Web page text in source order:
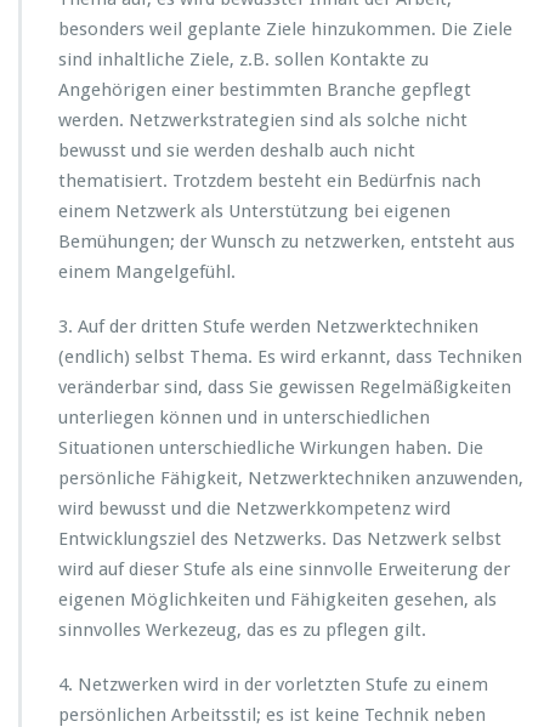
besonders weil geplante Ziele hinzukommen. Die Ziele
sind inhaltliche Ziele, z.B. sollen Kontakte zu
Angehörigen einer bestimmten Branche gepflegt
werden. Netzwerkstrategien sind als solche nicht
bewusst und sie werden deshalb auch nicht
thematisiert. Trotzdem besteht ein Bedürfnis nach
einem Netzwerk als Unterstützung bei eigenen
Bemühungen; der Wunsch zu netzwerken, entsteht aus
einem Mangelgefühl.
3. Auf der dritten Stufe werden Netzwerktechniken
(endlich) selbst Thema. Es wird erkannt, dass Techniken
veränderbar sind, dass Sie gewissen Regelmäßigkeiten
unterliegen können und in unterschiedlichen
Situationen unterschiedliche Wirkungen haben. Die
persönliche Fähigkeit, Netzwerktechniken anzuwenden,
wird bewusst und die Netzwerkkompetenz wird
Entwicklungsziel des Netzwerks. Das Netzwerk selbst
wird auf dieser Stufe als eine sinnvolle Erweiterung der
eigenen Möglichkeiten und Fähigkeiten gesehen, als
sinnvolles Werkezeug, das es zu pflegen gilt.
4. Netzwerken wird in der vorletzten Stufe zu einem
persönlichen Arbeitsstil; es ist keine Technik neben